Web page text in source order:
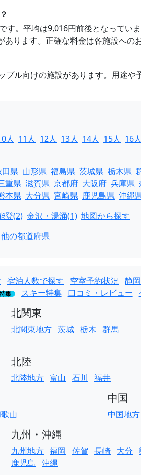
す。平均は9,016円前後となってい
ります。正確な料金は各施設への
プル向けの施設があります。用途
人 11人 12人 13人 14人 15人 16人
田県 山形県 福島県 茨城県 栃木県
重県 滋賀県 京都府 大阪府 兵庫県
本県 大分県 宮崎県 鹿児島県 沖縄
登(2) 金沢・湯涌(1) 地図から探す
他の都道府県
宿泊人数で探す 空室予約状況 静
集 スキー特集 口コミ・レビュー
北関東
北関東地方 茨城 栃木 群馬
北陸
北陸地方 富山 石川 福井
山
中国
中国地方
九州・沖縄
九州地方 福岡 佐賀 長崎 大分
鹿児島 沖縄